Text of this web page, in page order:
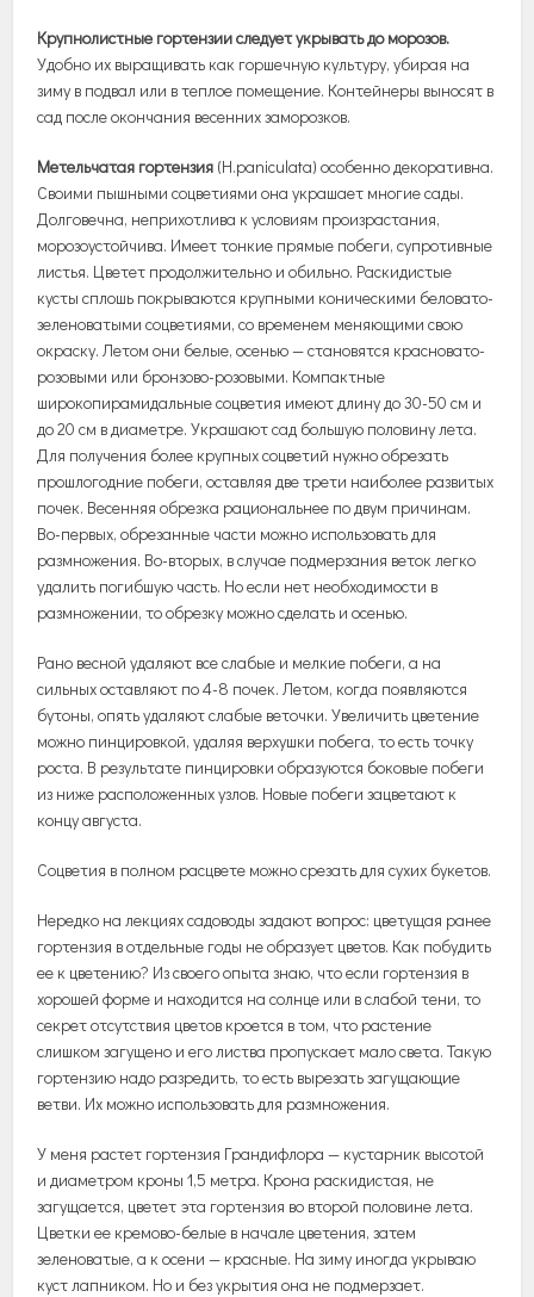
Крупнолистные гортензии следует укрывать до морозов.
Удобно их выращивать как горшечную культуру, убирая на
зиму в подвал или в теплое помещение. Контейнеры выносят в
сад после окончания весенних заморозков.
Метельчатая гортензия (H.paniculata) особенно декоративна.
Своими пышными соцветиями она украшает многие сады.
Долговечна, неприхотлива к условиям произрастания,
морозоустойчива. Имеет тонкие прямые побеги, супротивные
листья. Цветет продолжительно и обильно. Раскидистые
кусты сплошь покрываются крупными коническими беловато-
зеленоватыми соцветиями, со временем меняющими свою
окраску. Летом они белые, осенью — становятся красновато-
розовыми или бронзово-розовыми. Компактные
широкопирамидальные соцветия имеют длину до 30-50 см и
до 20 см в диаметре. Украшают сад большую половину лета.
Для получения более крупных соцветий нужно обрезать
прошлогодние побеги, оставляя две трети наиболее развитых
почек. Весенняя обрезка рациональнее по двум причинам.
Во-первых, обрезанные части можно использовать для
размножения. Во-вторых, в случае подмерзания веток легко
удалить погибшую часть. Но если нет необходимости в
размножении, то обрезку можно сделать и осенью.
Рано весной удаляют все слабые и мелкие побеги, а на
сильных оставляют по 4-8 почек. Летом, когда появляются
бутоны, опять удаляют слабые веточки. Увеличить цветение
можно пинцировкой, удаляя верхушки побега, то есть точку
роста. В результате пинцировки образуются боковые побеги
из ниже расположенных узлов. Новые побеги зацветают к
концу августа.
Соцветия в полном расцвете можно срезать для сухих букетов.
Нередко на лекциях садоводы задают вопрос: цветущая ранее
гортензия в отдельные годы не образует цветов. Как побудить
ее к цветению? Из своего опыта знаю, что если гортензия в
хорошей форме и находится на солнце или в слабой тени, то
секрет отсутствия цветов кроется в том, что растение
слишком загущено и его листва пропускает мало света. Такую
гортензию надо разредить, то есть вырезать загущающие
ветви. Их можно использовать для размножения.
У меня растет гортензия Грандифлора — кустарник высотой
и диаметром кроны 1,5 метра. Крона раскидистая, не
загущается, цветет эта гортензия во второй половине лета.
Цветки ее кремово-белые в начале цветения, затем
зеленоватые, а к осени — красные. На зиму иногда укрываю
куст лапником. Но и без укрытия она не подмерзает.